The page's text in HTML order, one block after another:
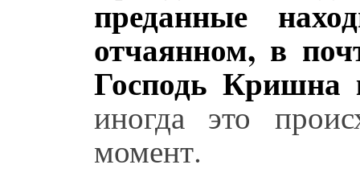
преданные
отчаянном, в
Господь
иногда это
момент.